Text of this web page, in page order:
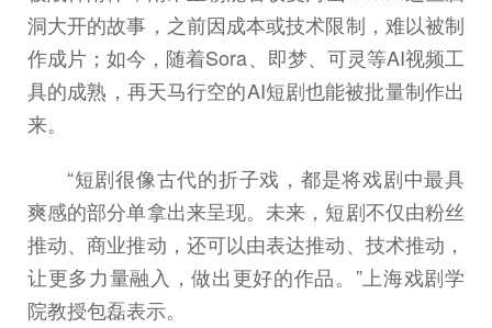
洞大开的故事，之前因成本或技术限制，难以被制
作成片；如今，随着Sora、即梦、可灵等AI视频工
具的成熟，再天马行空的AI短剧也能被批量制作出
来。
“短剧很像古代的折子戏，都是将戏剧中最具
爽感的部分单拿出来呈现。未来，短剧不仅由粉丝
推动、商业推动，还可以由表达推动、技术推动，
让更多力量融入，做出更好的作品。”上海戏剧学
院教授包磊表示。